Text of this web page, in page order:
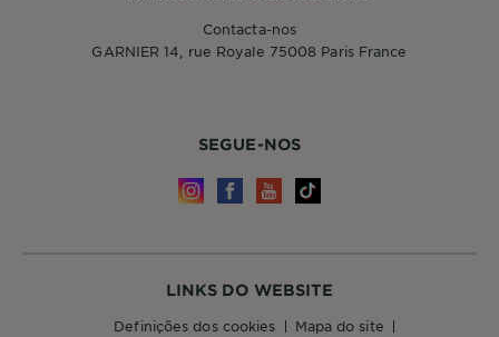
LINKS DO WEBSITE
definições dos cookies
mapa do site
SEGUE-NOS
Contacta-nos
GARNIER 14, rue Royale 75008 Paris France